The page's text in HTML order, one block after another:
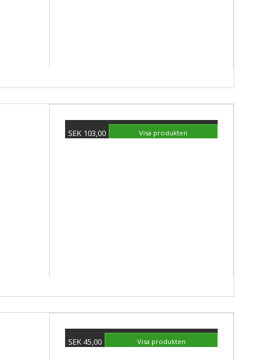
SEK 103,00 Visa produkten
SEK 45,00 Visa produkten